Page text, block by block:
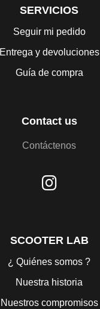
SERVICIOS
Seguir mi pedido
Entrega y devoluciones
Guía de compra
Contact us
Contáctenos
SCOOTER LAB
¿ Quiénes somos ?
Nuestra historia
Nuestros compromisos